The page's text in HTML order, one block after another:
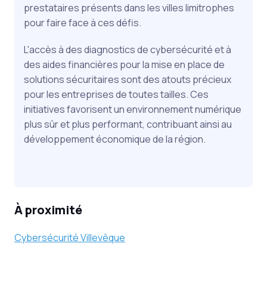
prestataires présents dans les villes limitrophes
pour faire face à ces défis.
L'accès à des diagnostics de cybersécurité et à
des aides financières pour la mise en place de
solutions sécuritaires sont des atouts précieux
pour les entreprises de toutes tailles. Ces
initiatives favorisent un environnement numérique
plus sûr et plus performant, contribuant ainsi au
développement économique de la région.
À proximité
Cybersécurité Villevêque